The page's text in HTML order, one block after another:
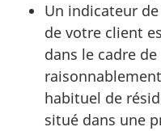
Un indicateur
de votre client
dans le cadre
habituel de
situé dans une